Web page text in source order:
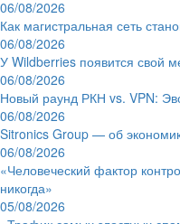
06/08/2026
Как магистральная сеть
06/08/2026
У Wildberries появится свой
06/08/2026
Новый раунд РКН vs. VPN:
06/08/2026
Sitronics Group — об
06/08/2026
«Человеческий фактор
никогда»
05/08/2026